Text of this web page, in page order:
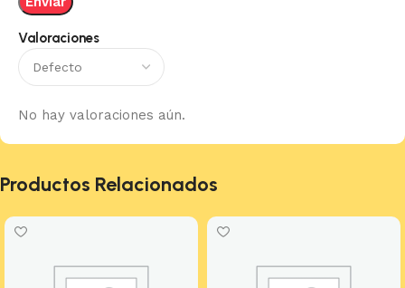
Valoraciones
No hay valoraciones aún.
Productos Relacionados